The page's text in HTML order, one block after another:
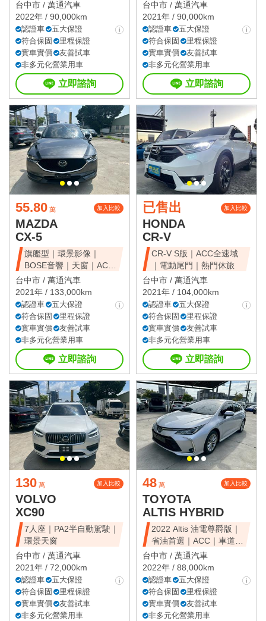
台中市 / 萬通汽車
2022年 / 90,000km
認證車
五大保證
符合保固
里程保證
實車實價
友善試車
非多元化營業用車
立即諮詢
台中市 / 萬通汽車
2021年 / 90,000km
認證車
五大保證
符合保固
里程保證
實車實價
友善試車
非多元化營業用車
立即諮詢
55.80 萬 加入比較
MAZDA
CX-5
旗艦型｜環景影像｜
BOSE音響｜天窗｜ACC
全速域｜質感休旅
台中市 / 萬通汽車
2021年 / 133,000km
認證車
五大保證
符合保固
里程保證
實車實價
友善試車
非多元化營業用車
立即諮詢
已售出 加入比較
HONDA
CR-V
CR-V S版｜ACC全速域
｜電動尾門｜熱門休旅
台中市 / 萬通汽車
2021年 / 104,000km
認證車
五大保證
符合保固
里程保證
實車實價
友善試車
非多元化營業用車
立即諮詢
130 萬 加入比較
VOLVO
XC90
7人座｜PA2半自動駕駛｜
環景天窗
台中市 / 萬通汽車
2021年 / 72,000km
認證車
五大保證
符合保固
里程保證
實車實價
友善試車
非多元化營業用車
48 萬 加入比較
TOYOTA
ALTIS HYBRID
2022 Altis 油電尊爵版｜
省油首選｜ACC｜車道維
持
台中市 / 萬通汽車
2022年 / 88,000km
認證車
五大保證
符合保固
里程保證
實車實價
友善試車
非多元化營業用車